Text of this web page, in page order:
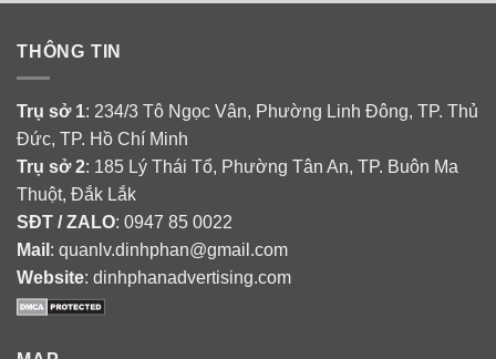
THÔNG TIN
Trụ sở 1: 234/3 Tô Ngọc Vân, Phường Linh Đông, TP. Thủ
Đức, TP. Hồ Chí Minh
Trụ sở 2: 185 Lý Thái Tổ, Phường Tân An, TP. Buôn Ma
Thuột, Đắk Lắk
SĐT / ZALO: 0947 85 0022
Mail : quanlv.dinhphan@gmail.com
Website: dinhphanadvertising.com